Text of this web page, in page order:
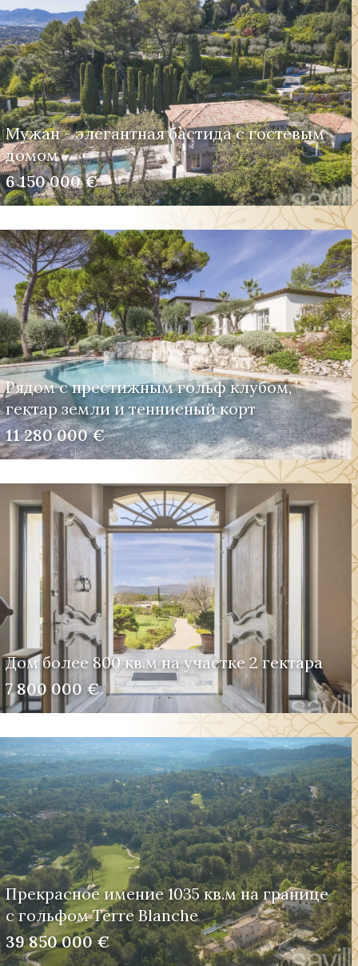
Мужан - элегантная бастида с гостевым
домом
6 150 000 €
Рядом с престижным гольф клубом,
гектар земли и теннисный корт
11 280 000 €
Дом более 800 кв.м на участке 2 гектара
7 800 000 €
Прекрасное имение 1035 кв.м на границе
с гольфом Terre Blanche
39 850 000 €